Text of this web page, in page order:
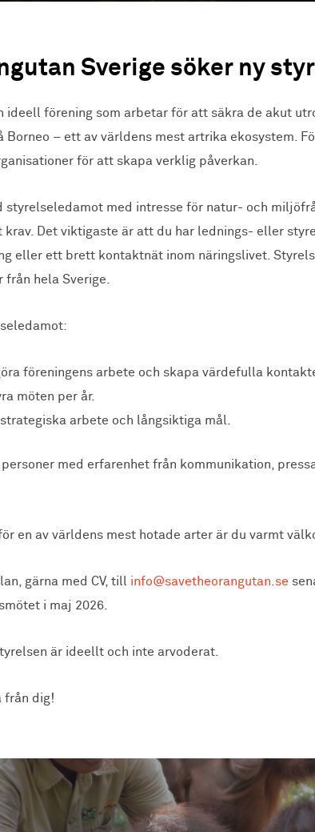
Sverige söker ny
ideell förening som arbetar för att säkra de akut
Borneo – ett av världens mest artrika ekosystem.
för att skapa verklig påverkan.
styrelseledamot med intresse för natur- och
Det viktigaste är att du har lednings- eller
eller ett brett kontaktnät inom näringslivet.
hela Sverige.
föreningens arbete och skapa värdefulla
möten per år.
arbete och långsiktiga mål.
med erfarenhet från kommunikation,
en av världens mest hotade arter är du varmt
gärna med CV, till info@savetheorangutan.se
i maj 2026.
är ideellt och inte arvoderat.
från dig!